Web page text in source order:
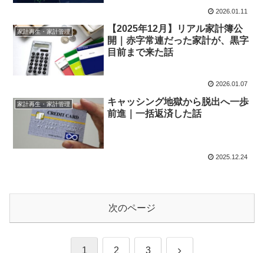
2026.01.11
家計再生・家計管理
【2025年12月】リアル家計簿公
開｜赤字常連だった家計が、黒字
目前まで来た話
2026.01.07
家計再生・家計管理
キャッシング地獄から脱出へ一歩
前進｜一括返済した話
2025.12.24
次のページ
1 2 3 次